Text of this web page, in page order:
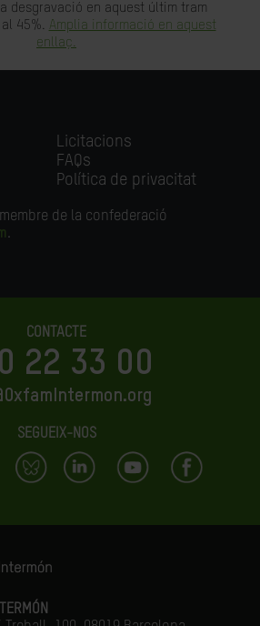
desgravació en aquest últim tram
45%. Amplia informació en aquest
enllaç.
Licitacions
FAQs
Política de privacitat
de la confederació
.
CONTACTE
22 33 00
SEGUEIX-NOS